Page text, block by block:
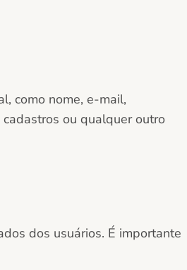
como nome, e-mail,
ou qualquer outro
dos usuários. É importante